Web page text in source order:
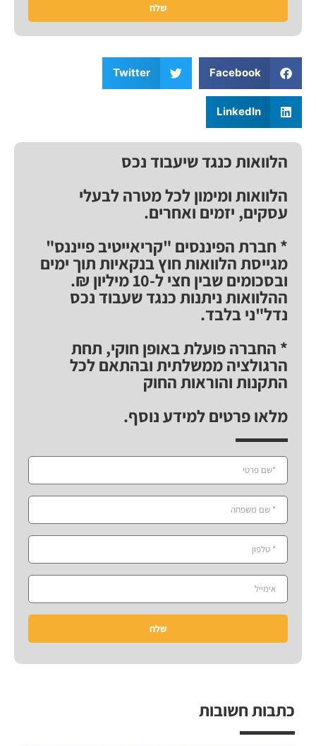
שלח
Facebook
Twitter
LinkedIn
הלוואות כנגד שיעבוד נכס
הלוואות ומימון לכל מטרה לבעלי
עסקים, יזמים ואחרים.
* חברת הפיננסים "קריאייטיב פייננס"
מגייסת הלוואות חוץ בנקאיות תוך ימים
ובסכומים שבין חצי ל-10 מיליון ₪.
ההלוואות ניתנות כנגד שעבוד נכס
נדל"ני בלבד.
* החברה פועלת באופן חוקי, תחת
הרגולציה ממשלתית ובהתאם לכל
התקנות והוראות החוק
מלאו פרטים למידע נוסף.
שלח
כתבות חשובות